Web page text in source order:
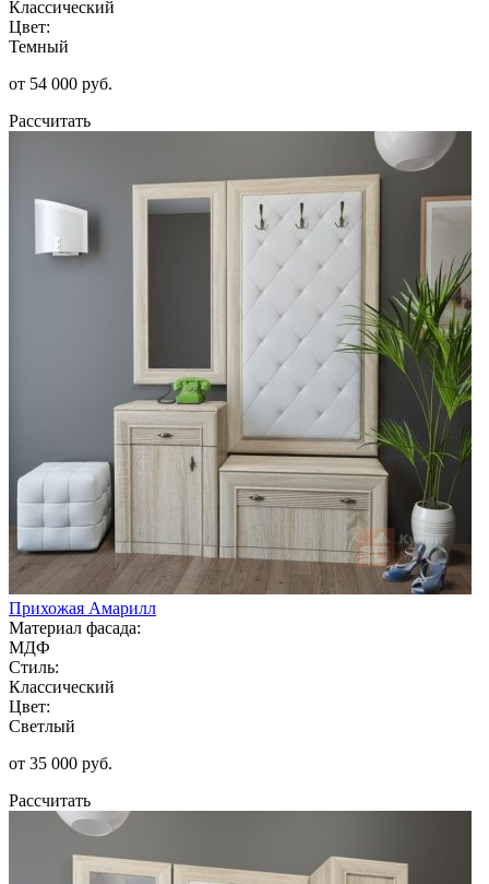
Классический
Цвет:
Темный
от 54 000 руб.
Рассчитать
Прихожая Амарилл
Материал фасада:
МДФ
Стиль:
Классический
Цвет:
Светлый
от 35 000 руб.
Рассчитать